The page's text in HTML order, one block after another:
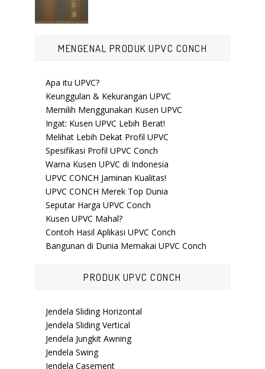
MENGENAL PRODUK UPVC CONCH
Apa itu UPVC?
Keunggulan & Kekurangan UPVC
Memilih Menggunakan Kusen UPVC
Ingat: Kusen UPVC Lebih Berat!
Melihat Lebih Dekat Profil UPVC
Spesifikasi Profil UPVC Conch
Warna Kusen UPVC di Indonesia
UPVC CONCH Jaminan Kualitas!
UPVC CONCH Merek Top Dunia
Seputar Harga UPVC Conch
Kusen UPVC Mahal?
Contoh Hasil Aplikasi UPVC Conch
Bangunan di Dunia Memakai UPVC Conch
PRODUK UPVC CONCH
Jendela Sliding Horizontal
Jendela Sliding Vertical
Jendela Jungkit Awning
Jendela Swing
Jendela Casement